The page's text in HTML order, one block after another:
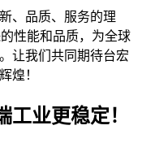
、品质、服务的理
性能和品质，为全球
让我们共同期待台宏
煌！
业更稳定！